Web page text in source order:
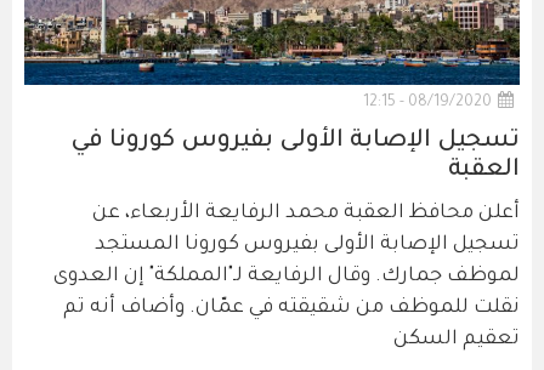
08/19/2020 - 12:15
تسجيل الإصابة الأولى بفيروس كورونا في
العقبة
أعلن محافظ العقبة محمد الرفايعة الأربعاء، عن
تسجيل الإصابة الأولى بفيروس كورونا المستجد
لموظف جمارك. وقال الرفايعة لـ"المملكة" إن العدوى
نقلت للموظف من شقيقته في عمّان. وأضاف أنه تم
تعقيم السكن